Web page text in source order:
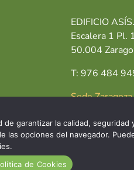
EDIFICIO
Escalera 1 Pl.
50.004
T: 976 484
Sede Zaragoza
AVISO LEGAL
garantizar la calidad,
las opciones del navegador.
de Cookies